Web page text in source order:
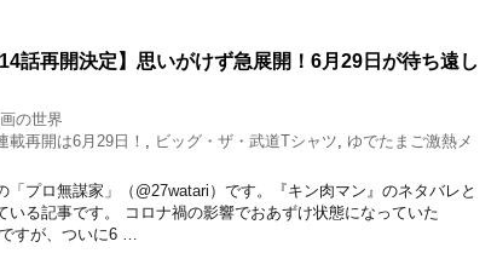
話再開決定】思いがけず急展開！6月29日が待ち遠し
の世界
載再開は6月29日！ , ビッグ・ザ・武道Tシャツ, ゆでたまご激熱メ
「プロ無謀家」（@27watari）です。『キン肉マン』のネタバレと
いる記事です。 コロナ禍の影響でおあずけ状態になっていた
すが、ついに6 …